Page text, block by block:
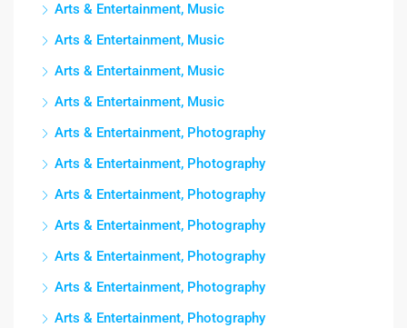
Arts & Entertainment, Music
Arts & Entertainment, Music
Arts & Entertainment, Music
Arts & Entertainment, Music
Arts & Entertainment, Photography
Arts & Entertainment, Photography
Arts & Entertainment, Photography
Arts & Entertainment, Photography
Arts & Entertainment, Photography
Arts & Entertainment, Photography
Arts & Entertainment, Photography